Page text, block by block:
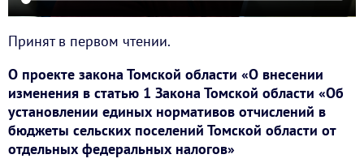
Принят в первом чтении.
О проекте закона Томской области «О внесении
изменения в статью 1 Закона Томской области «Об
установлении единых нормативов отчислений в
бюджеты сельских поселений Томской области от
отдельных федеральных налогов»